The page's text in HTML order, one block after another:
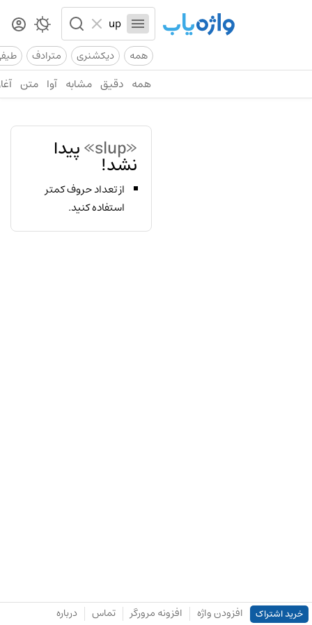
همه دیکشنری مترادف
همه دقیق مشابه آوا متن
«slup» پیدا
نشد!
از تعداد حروف کمتر
استفاده کنید.
خرید اشتراک افزودن واژه افزونه مرورگر تماس درباره